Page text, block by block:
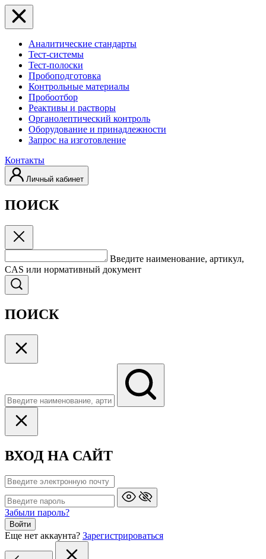
Аналитические стандарты
Тест-системы
Тест-полоски
Пробоподготовка
Контрольные материалы
Пробоотбор
Реактивы и растворы
Органолептический контроль
Оборудование и принадлежности
Запрос на изготовление
Контакты
Личный кабинет
ПОИСК
Введите наименование, артикул,
CAS или нормативный документ
ПОИСК
ВХОД НА САЙТ
Забыли пароль?
Войти
Еще нет аккаунта? Зарегистрироваться